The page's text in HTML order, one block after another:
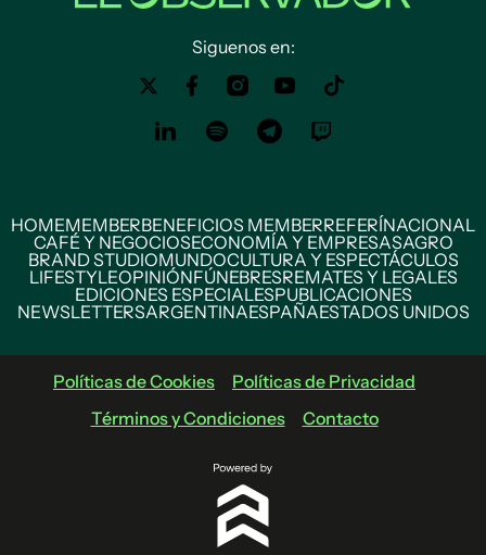
Siguenos en:
HOMEMEMBERBENEFICIOS MEMBERREFERÍNACIONAL
CAFÉ Y NEGOCIOSECONOMÍA Y EMPRESASAGRO
BRAND STUDIOMUNDOCULTURA Y ESPECTÁCULOS
LIFESTYLEOPINIÓNFÚNEBRESREMATES Y LEGALES
EDICIONES ESPECIALESPUBLICACIONES
NEWSLETTERSARGENTINAESPAÑAESTADOS UNIDOS
Políticas de Cookies
Políticas de Privacidad
Términos y Condiciones
Contacto